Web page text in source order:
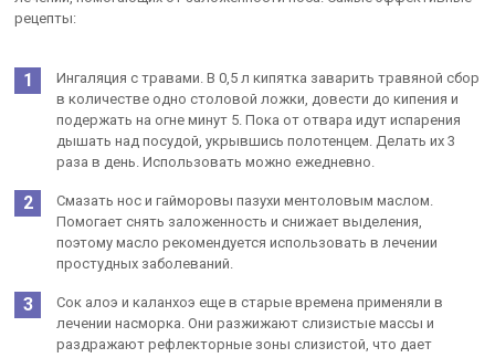
рецепты:
Ингаляция с травами. В 0,5 л кипятка заварить травяной сбор
в количестве одно столовой ложки, довести до кипения и
подержать на огне минут 5. Пока от отвара идут испарения
дышать над посудой, укрывшись полотенцем. Делать их 3
раза в день. Использовать можно ежедневно.
Смазать нос и гайморовы пазухи ментоловым маслом.
Помогает снять заложенность и снижает выделения,
поэтому масло рекомендуется использовать в лечении
простудных заболеваний.
Сок алоэ и каланхоэ еще в старые времена применяли в
лечении насморка. Они разжижают слизистые массы и
раздражают рефлекторные зоны слизистой, что дает